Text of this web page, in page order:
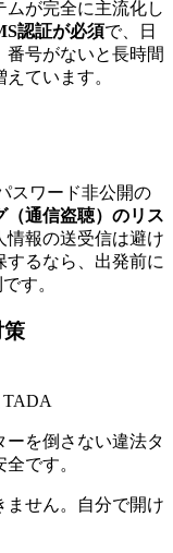
ムが完全に主流化し
認証が必須で、日
号がないと長時間
ています。
スワード非公開の
（通信盗聴）のリス
情報の送受信は避け
するなら、出発前に
す。
策
ーを倒さない違法タ
です。
ません。自分で開け